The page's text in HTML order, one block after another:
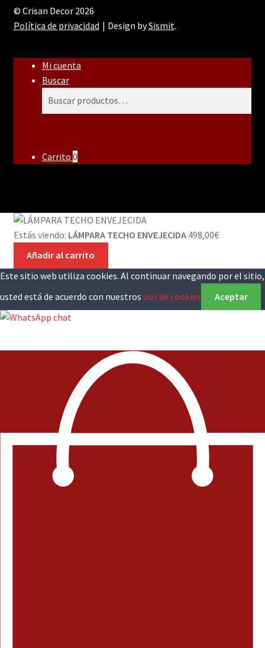
© Crisan Decor 2026
Política de privacidad
Design bySismit.
Mi cuenta
Buscar
Carrito 0
Estás viendo: LÁMPARA TECHO ENVEJECIDA 498,00€
Añadir al carrito
Este sitio web utiliza cookies. Al continuar navegando por el sitio,
usted está de acuerdo con nuestros uso de cookies Aceptar